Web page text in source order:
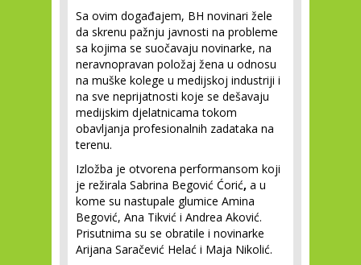
Sa ovim događajem, BH novinari žele
da skrenu pažnju javnosti na probleme
sa kojima se suočavaju novinarke, na
neravnopravan položaj žena u odnosu
na muške kolege u medijskoj industriji i
na sve neprijatnosti koje se dešavaju
medijskim djelatnicama tokom
obavljanja profesionalnih zadataka na
terenu.
Izložba je otvorena performansom koji
je režirala Sabrina Begović Ćorić, a u
kome su nastupale glumice Amina
Begović, Ana Tikvić i Andrea Aković.
Prisutnima su se obratile i novinarke
Arijana Saračević Helać i Maja Nikolić.